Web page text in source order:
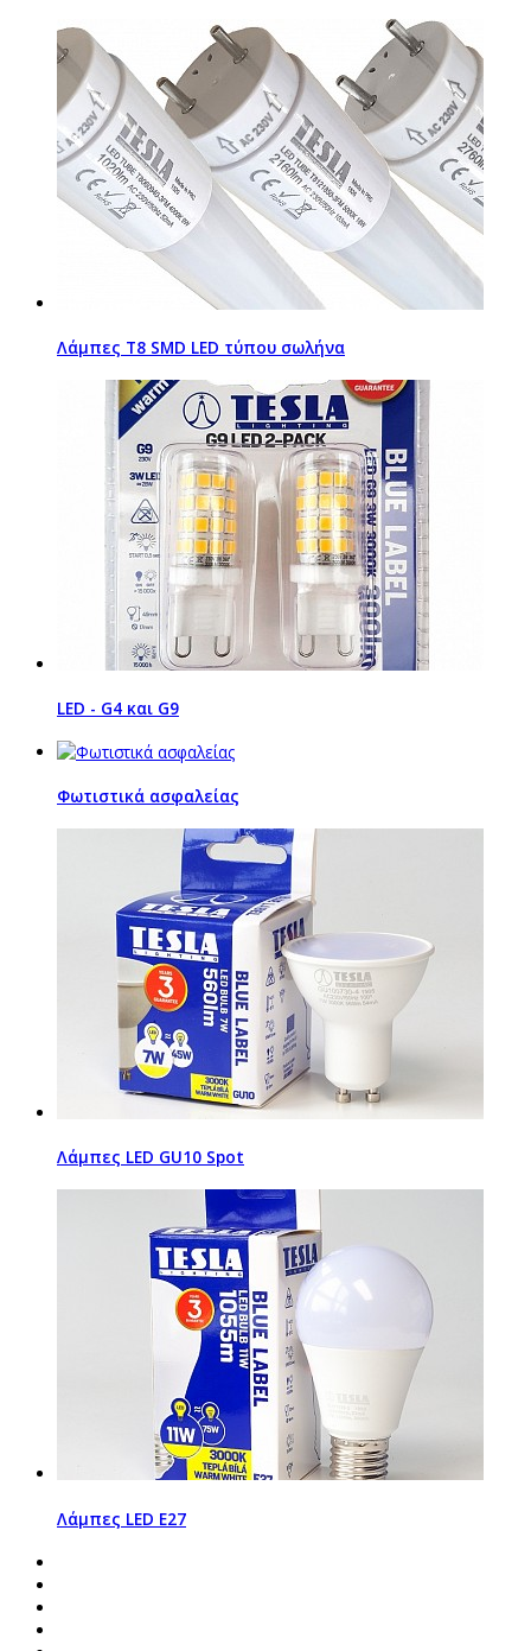
Λάμπες Τ8 SMD LED τύπου σωλήνα
LED - G4 και G9
Φωτιστικά ασφαλείας
Λάμπες LED GU10 Spot
Λάμπες LED Ε27